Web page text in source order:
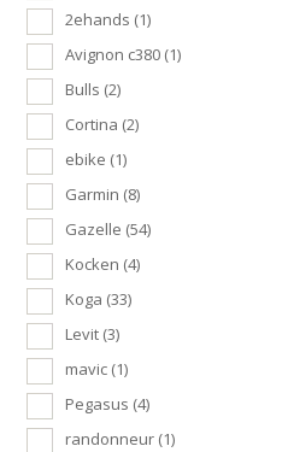
2ehands (1)
Avignon c380 (1)
Bulls (2)
Cortina (2)
ebike (1)
Garmin (8)
Gazelle (54)
Kocken (4)
Koga (33)
Levit (3)
mavic (1)
Pegasus (4)
randonneur (1)